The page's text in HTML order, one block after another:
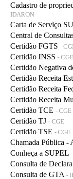
Cadastro de
IDARON
Carta de Serviço
Central de
Certidão FGTS -
Certidão INSS - CGE
Certidão Negativa
Certidão Receita
Certidão Receita
Certidão Receita
Certidão TCE - CGE
Certidão TJ - CGE
Certidão TSE - CGE
Chamada Pública -
Conheça a SUPEL
Consulta de
Consulta de GTA -